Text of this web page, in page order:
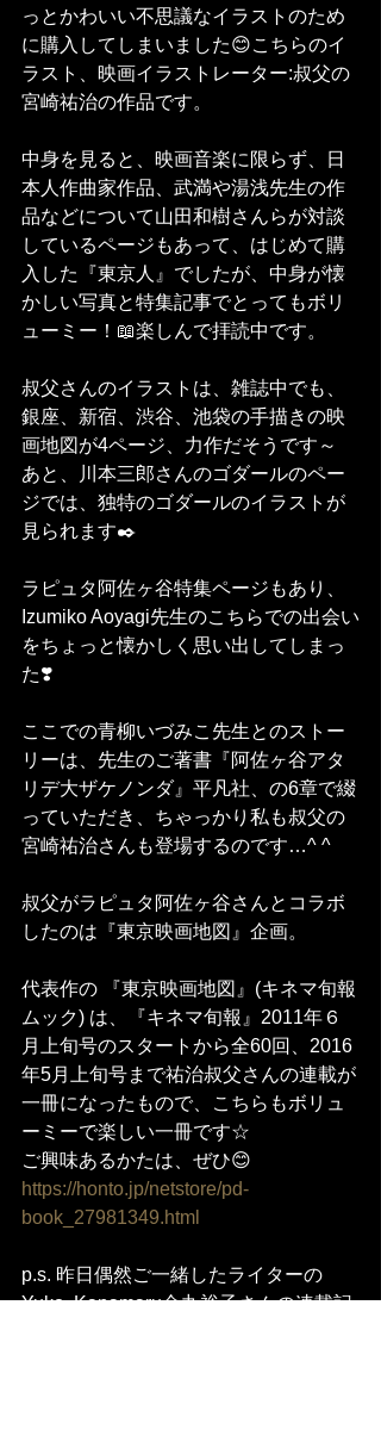
っとかわいい不思議なイラストのため
に購入してしまいました😊こちらのイ
ラスト、映画イラストレーター:叔父の
宮崎祐治の作品です。
中身を見ると、映画音楽に限らず、日
本人作曲家作品、武満や湯浅先生の作
品などについて山田和樹さんらが対談
しているページもあって、はじめて購
入した『東京人』でしたが、中身が懐
かしい写真と特集記事でとってもボリ
ューミー！📖楽しんで拝読中です。
叔父さんのイラストは、雑誌中でも、
銀座、新宿、渋谷、池袋の手描きの映
画地図が4ページ、力作だそうです～
あと、川本三郎さんのゴダールのペー
ジでは、独特のゴダールのイラストが
見られます✒️
ラピュタ阿佐ヶ谷特集ページもあり、
Izumiko Aoyagi先生のこちらでの出会い
をちょっと懐かしく思い出してしまっ
た❣️
ここでの青柳いづみこ先生とのストー
リーは、先生のご著書『阿佐ヶ谷アタ
リデ大ザケノンダ』平凡社、の6章で綴
っていただき、ちゃっかり私も叔父の
宮崎祐治さんも登場するのです…^ ^
叔父がラピュタ阿佐ヶ谷さんとコラボ
したのは『東京映画地図』企画。
代表作の 『東京映画地図』(キネマ旬報
ムック) は、『キネマ旬報』2011年６
月上旬号のスタートから全60回、2016
年5月上旬号まで祐治叔父さんの連載が
一冊になったもので、こちらもボリュ
ーミーで楽しい一冊です☆
ご興味あるかたは、ぜひ😊
https://honto.jp/netstore/pd-
book_27981349.html
p.s. 昨日偶然ご一緒したライターの
Yuko  Kanamaru金丸裕子さんの連載記